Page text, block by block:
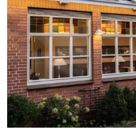
Doppelzimmer Komfort
2 Erwachsene und 1 Kind